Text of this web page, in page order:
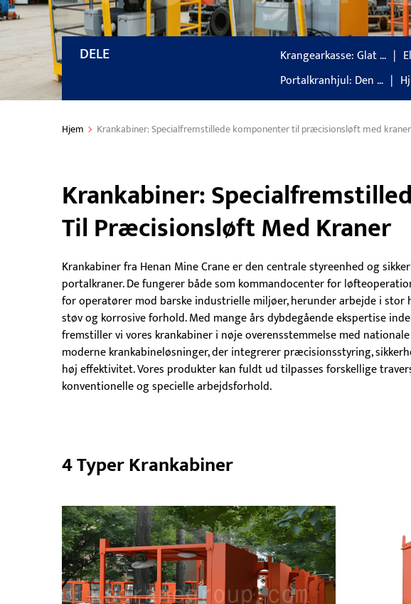
DELE Krangearkasse: Glat …
Portalkranhjul: Den …
Hjem Krankabiner: Specialfremstillede komponenter til præcisionsløft med kraner
Krankabiner:
Til Præcisionsløft Med Kraner
Krankabiner fra Henan Mine Crane er den centrale styreenhed og
portalkraner. De fungerer både som kommandocenter for
for operatører mod barske industrielle miljøer, herunder arbejde i stor
støv og korrosive forhold. Med mange års dybdegående ekspertise
fremstiller vi vores krankabiner i nøje overensstemmelse med
moderne krankabineløsninger, der integrerer præcisionsstyring,
høj effektivitet. Vores produkter kan fuldt ud tilpasses forskellige
konventionelle og specielle arbejdsforhold.
4 Typer Krankabiner